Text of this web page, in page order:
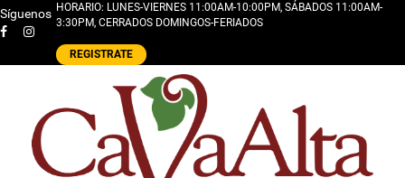
Síguenos HORARIO: LUNES-VIERNES 11:00AM-10:00PM, SÁBADOS 11:00AM-
3:30PM, CERRADOS DOMINGOS-FERIADOS
REGISTRATE